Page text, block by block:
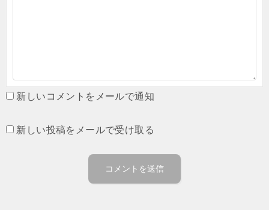
新しいコメントをメールで通知
新しい投稿をメールで受け取る